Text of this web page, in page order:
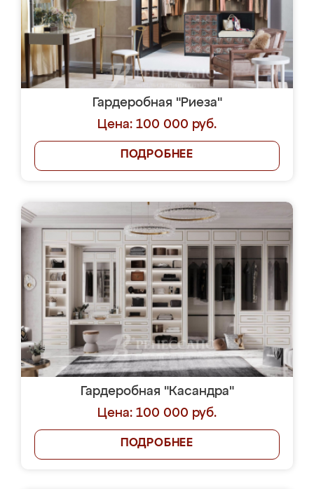
Гардеробная "Риеза"
Цена: 100 000 руб.
ПОДРОБНЕЕ
Гардеробная "Касандра"
Цена: 100 000 руб.
ПОДРОБНЕЕ